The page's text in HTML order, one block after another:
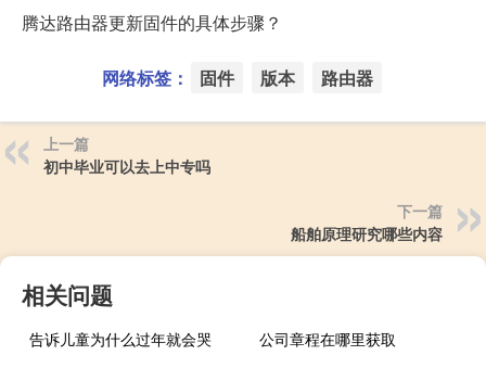
腾达路由器更新固件的具体步骤？
网络标签： 固件 版本 路由器
上一篇
初中毕业可以去上中专吗
下一篇
船舶原理研究哪些内容
相关问题
告诉儿童为什么过年就会哭
公司章程在哪里获取